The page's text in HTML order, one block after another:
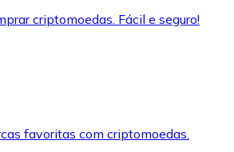
criptomoedas. Fácil e seguro!
favoritas com criptomoedas.